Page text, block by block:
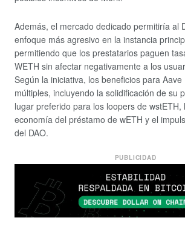
Además, el mercado dedicado permitiría al
enfoque más agresivo en la instancia
permitiendo que los prestatarios paguen
WETH sin afectar negativamente a los
Según la iniciativa, los beneficios para Aave
múltiples, incluyendo la solidificación de su
lugar preferido para los loopers de wstETH,
economía del préstamo de wETH y el
del DAO.
PUBLICIDAD